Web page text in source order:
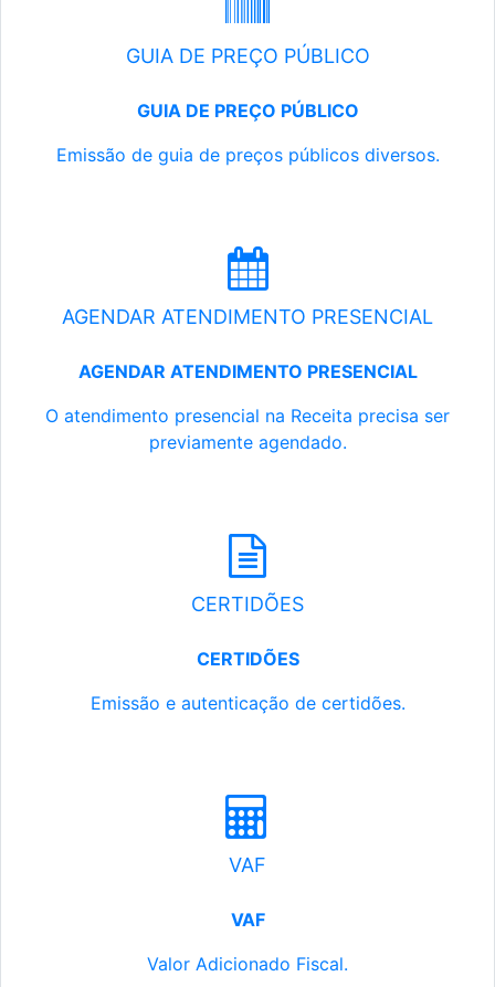
GUIA DE PREÇO PÚBLICO
GUIA DE PREÇO PÚBLICO
Emissão de guia de preços públicos diversos.
AGENDAR ATENDIMENTO PRESENCIAL
AGENDAR ATENDIMENTO PRESENCIAL
O atendimento presencial na Receita precisa ser
previamente agendado.
CERTIDÕES
CERTIDÕES
Emissão e autenticação de certidões.
VAF
VAF
Valor Adicionado Fiscal.